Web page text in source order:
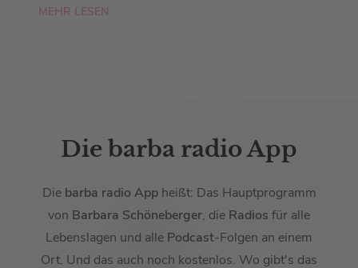
MEHR LESEN
Die barba radio App
Diebarba radio Appheißt: Das Hauptprogramm
von Barbara Schöneberger, die Radios für alle
Lebenslagen und alle Podcast-Folgen an einem
Ort. Und das auch noch kostenlos. Wo gibt's das